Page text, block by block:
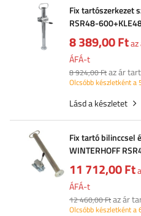
Fix tartószerkezet
RSR48-
8 389,00 Ft
ÁFÁ-t
8 924,00 Ftaz ár
Olcsóbb készletként a
Lásd a készletet
Fix tartó bilinccsel
WINTERHOFF
48mm 600mm
11 712,00 Ft
ÁFÁ-t
12 460,00 Ftaz ár
Olcsóbb készletként a